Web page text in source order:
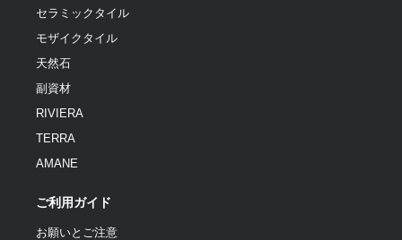
セラミックタイル
モザイクタイル
天然石
副資材
RIVIERA
TERRA
AMANE
ご利用ガイド
お願いとご注意